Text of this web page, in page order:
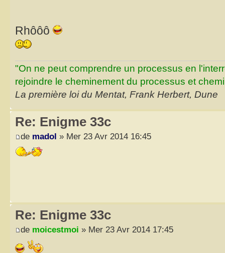
Rhôôô
"On ne peut comprendre un processus en
rejoindre le cheminement du processus et
La première loi du Mentat, Frank Herbert, Dune
Re: Enigme 33c
de madol » Mer 23 Avr 2014 16:45
Re: Enigme 33c
de moicestmoi » Mer 23 Avr 2014 17:45